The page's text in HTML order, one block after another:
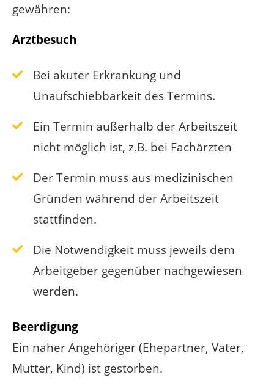
gewähren:
Arztbesuch
Bei akuter Erkrankung und
Unaufschiebbarkeit des Termins.
Ein Termin außerhalb der Arbeitszeit
nicht möglich ist, z.B. bei Fachärzten
Der Termin muss aus medizinischen
Gründen während der Arbeitszeit
stattfinden.
Die Notwendigkeit muss jeweils dem
Arbeitgeber gegenüber nachgewiesen
werden.
Beerdigung
Ein naher Angehöriger (Ehepartner, Vater,
Mutter, Kind) ist gestorben.